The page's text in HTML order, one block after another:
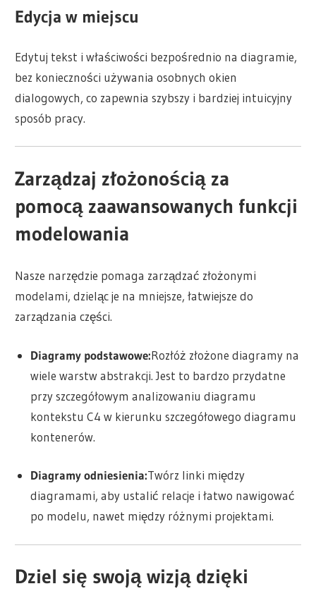
Edycja w miejscu
Edytuj tekst i właściwości bezpośrednio na diagramie,
bez konieczności używania osobnych okien
dialogowych, co zapewnia szybszy i bardziej intuicyjny
sposób pracy.
Zarządzaj złożonością za
pomocą zaawansowanych funkcji
modelowania
Nasze narzędzie pomaga zarządzać złożonymi
modelami, dzieląc je na mniejsze, łatwiejsze do
zarządzania części.
Diagramy podstawowe:Rozłóż złożone diagramy na
wiele warstw abstrakcji. Jest to bardzo przydatne
przy szczegółowym analizowaniu diagramu
kontekstu C4 w kierunku szczegółowego diagramu
kontenerów.
Diagramy odniesienia:Twórz linki między
diagramami, aby ustalić relacje i łatwo nawigować
po modelu, nawet między różnymi projektami.
Dziel się swoją wizją dzięki